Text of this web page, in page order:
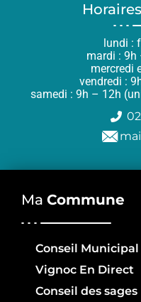
lundi :
mardi :
mercredi
vendredi :
samedi : 9h – 12h
Ma Commune
Conseil Municipal
Vignoc En Direct
Conseil des sages